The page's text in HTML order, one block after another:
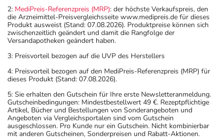
2: MediPreis-Referenzpreis (MRP): der höchste Verkaufspreis, den
die Arzneimittel-Preisvergleichsseite www.medipreis.de für dieses
Produkt ausweist (Stand: 07.08.2026). Produktpreise können sich
zwischenzeitlich geändert und damit die Rangfolge der
Versandapotheken geändert haben.
3: Preisvorteil bezogen auf die UVP des Herstellers
4: Preisvorteil bezogen auf den MediPreis-Referenzpreis (MRP) für
dieses Produkt (Stand: 07.08.2026).
5: Sie erhalten den Gutschein für Ihre erste Newsletteranmeldung.
Gutscheinbedingungen: Mindestbestellwert 49 €. Rezeptpflichtige
Artikel, Bücher und Bestellungen von Sonderangeboten und
Angeboten via Vergleichsportalen sind vom Gutschein
ausgeschlossen. Pro Kunde nur ein Gutschein. Nicht kombinierbar
mit anderen Gutscheinen, Sonderpreisen und Rabatt-Aktionen.